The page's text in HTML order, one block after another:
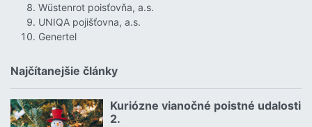
Wüstenrot poisťovňa, a.s.
UNIQA pojišťovna, a.s.
Genertel
Najčítanejšie články
Kuriózne vianočné poistné udalosti
2.
18.12.2024 | | redakcia